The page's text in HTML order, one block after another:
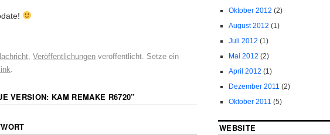
Veröffentlichungen veröffentlicht. Setze ein
VERSION: KAM REMAKE R6720”
Oktober 2012 (2)
August 2012 (1)
Juli 2012 (1)
Mai 2012 (2)
April 2012 (1)
Dezember 2011 (2)
Oktober 2011 (5)
WEBSITE